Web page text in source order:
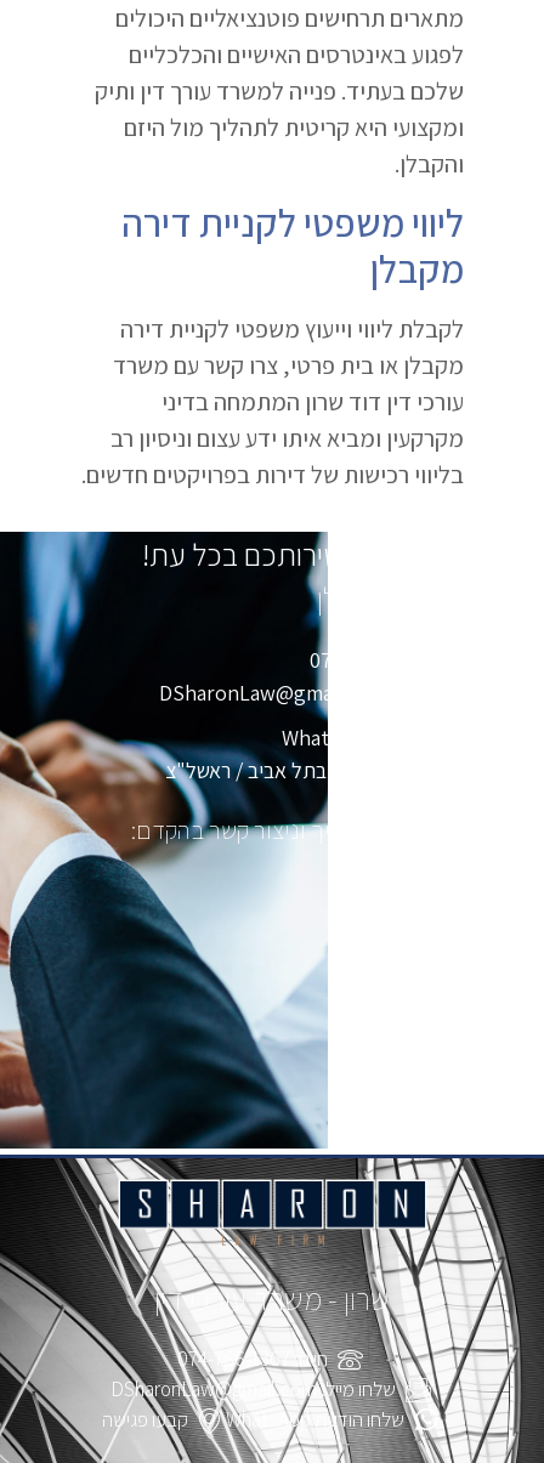
מתארים תרחישים פוטנציאליים היכולים
לפגוע באינטרסים האישיים והכלכליים
שלכם בעתיד. פנייה למשרד עורך דין ותיק
ומקצועי היא קריטית לתהליך מול היזם
והקבלן.
ליווי משפטי לקניית דירה
מקבלן
לקבלת ליווי וייעוץ משפטי לקניית דירה
מקבלן או בית פרטי, צרו קשר עם משרד
עורכי דין דוד שרון המתמחה בדיני
מקרקעין ומביא איתו ידע עצום וניסיון רב
בליווי רכישות של דירות בפרויקטים חדשים.
נשמח לעמוד לשירותכם בכל עת!
קניית דירה מקבלן
קבעו פגישה בסניף בתל אביב / ראשל"צ
מלא פרטיך וניצור קשר בהקדם:
שרון - משרד עורכי דין
חייגו: 074-766-1367
שלחו מייל: DSharonLaw@gmail.com
שלחו הודעת WhatsApp
קבעו פגישה